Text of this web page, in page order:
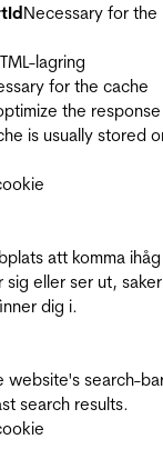
Necessary for the
lagring
for the cache
the
is usually stored
att komma ihåg
eller ser ut,
dig i.
website's search-
search results.